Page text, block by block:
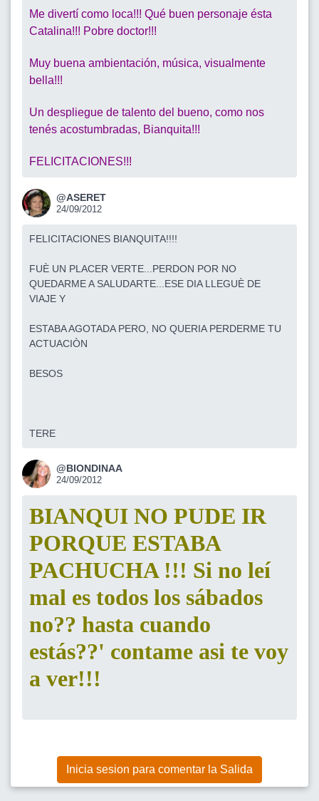
Me divertí como loca!!! Qué buen personaje ésta
Catalina!!! Pobre doctor!!!
Muy buena ambientación, música, visualmente
bella!!!
Un despliegue de talento del bueno, como nos
tenés acostumbradas, Bianquita!!!
FELICITACIONES!!!
@ASERET
24/09/2012
FELICITACIONES BIANQUITA!!!!
FUÈ UN PLACER VERTE...PERDON POR NO
QUEDARME A SALUDARTE...ESE DIA LLEGUÈ DE
VIAJE Y
ESTABA AGOTADA PERO, NO QUERIA PERDERME TU
ACTUACIÒN
BESOS
TERE
@BIONDINAA
24/09/2012
BIANQUI NO PUDE IR
PORQUE ESTABA
PACHUCHA !!! Si no leí
mal es todos los sábados
no?? hasta cuando
estás??' contame asi te voy
a ver!!!
Inicia sesion para comentar la Salida